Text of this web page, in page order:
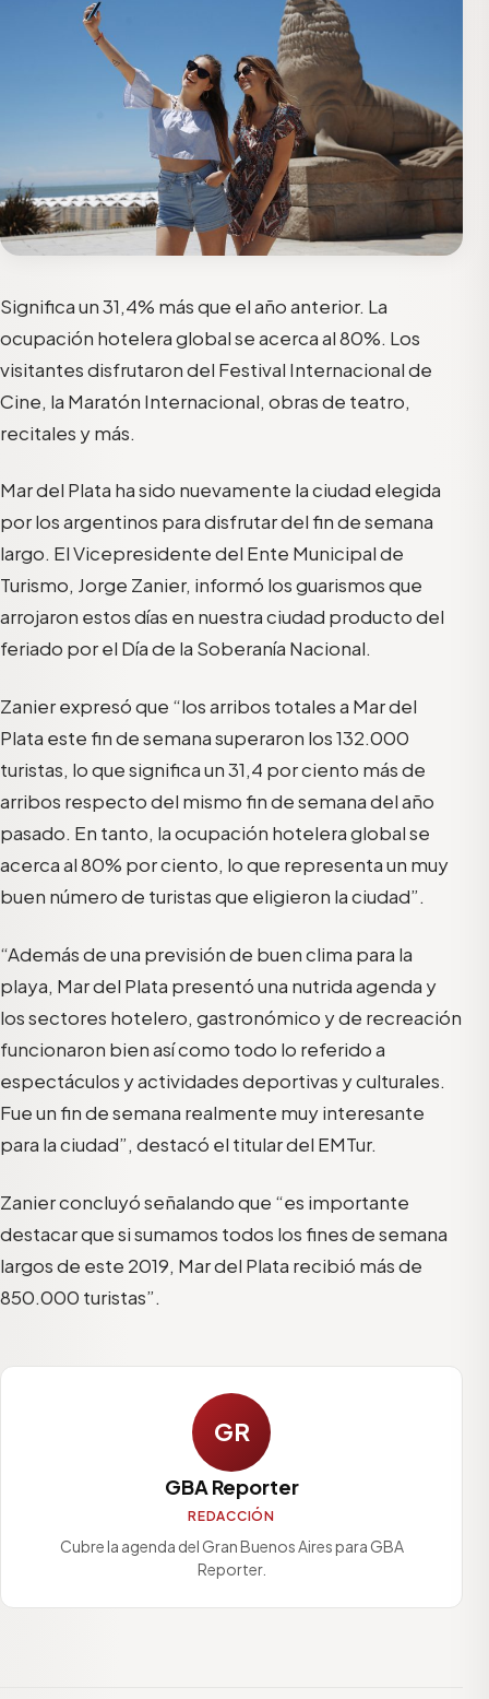
Significa un 31,4% más que el año anterior. La
ocupación hotelera global se acerca al 80%. Los
visitantes disfrutaron del Festival Internacional de
Cine, la Maratón Internacional, obras de teatro,
recitales y más.
Mar del Plata ha sido nuevamente la ciudad elegida
por los argentinos para disfrutar del fin de semana
largo. El Vicepresidente del Ente Municipal de
Turismo, Jorge Zanier, informó los guarismos que
arrojaron estos días en nuestra ciudad producto del
feriado por el Día de la Soberanía Nacional.
Zanier expresó que “los arribos totales a Mar del
Plata este fin de semana superaron los 132.000
turistas, lo que significa un 31,4 por ciento más de
arribos respecto del mismo fin de semana del año
pasado. En tanto, la ocupación hotelera global se
acerca al 80% por ciento, lo que representa un muy
buen número de turistas que eligieron la ciudad”.
“Además de una previsión de buen clima para la
playa, Mar del Plata presentó una nutrida agenda y
los sectores hotelero, gastronómico y de recreación
funcionaron bien así como todo lo referido a
espectáculos y actividades deportivas y culturales.
Fue un fin de semana realmente muy interesante
para la ciudad”, destacó el titular del EMTur.
Zanier concluyó señalando que “es importante
destacar que si sumamos todos los fines de semana
largos de este 2019, Mar del Plata recibió más de
850.000 turistas”.
GR
GBA Reporter
REDACCIÓN
Cubre la agenda del Gran Buenos Aires para GBA
Reporter.